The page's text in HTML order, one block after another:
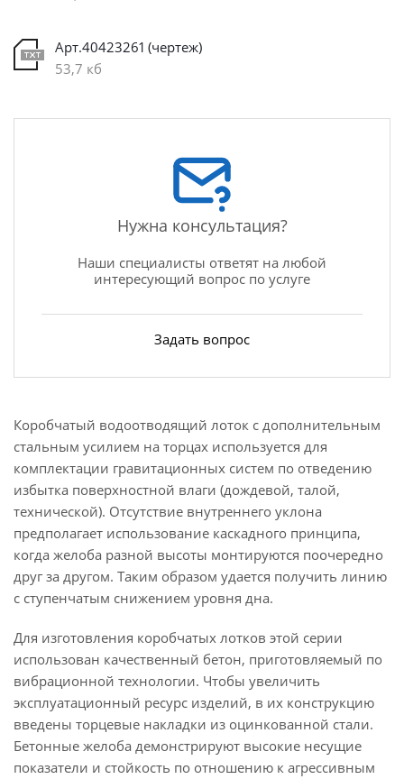
Арт.40423261 (чертеж)
53,7 кб
Нужна консультация?
Наши специалисты ответят на любой
интересующий вопрос по услуге
Задать вопрос
Коробчатый водоотводящий лоток с дополнительным
стальным усилием на торцах используется для
комплектации гравитационных систем по отведению
избытка поверхностной влаги (дождевой, талой,
технической). Отсутствие внутреннего уклона
предполагает использование каскадного принципа,
когда желоба разной высоты монтируются поочередно
друг за другом. Таким образом удается получить линию
с ступенчатым снижением уровня дна.
Для изготовления коробчатых лотков этой серии
использован качественный бетон, приготовляемый по
вибрационной технологии. Чтобы увеличить
эксплуатационный ресурс изделий, в их конструкцию
введены торцевые накладки из оцинкованной стали.
Бетонные желоба демонстрируют высокие несущие
показатели и стойкость по отношению к агрессивным